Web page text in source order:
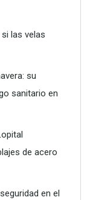
soluciones
resistencia
las velas
su
sanitario en
de acero
en el